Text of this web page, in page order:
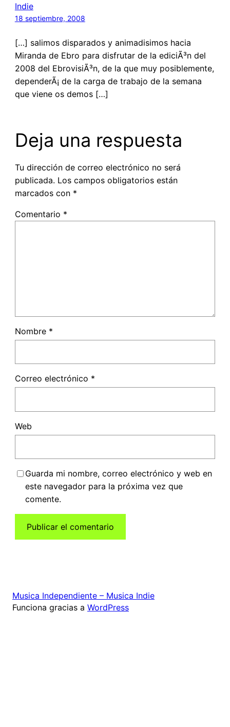
Indie
18 septiembre, 2008
[…] salimos disparados y animadisimos hacia
Miranda de Ebro para disfrutar de la ediciÃ³n del
2008 del EbrovisiÃ³n, de la que muy posiblemente,
dependerÃ¡ de la carga de trabajo de la semana
que viene os demos […]
Deja una respuesta
Tu dirección de correo electrónico no será
publicada. Los campos obligatorios están
marcados con *
Comentario *
Nombre *
Correo electrónico *
Web
Guarda mi nombre, correo electrónico y web en
este navegador para la próxima vez que
comente.
Musica Independiente – Musica Indie
Funciona gracias a WordPress